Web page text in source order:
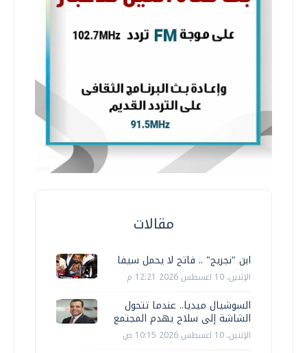
مقالات
ابن "نجريج" .. فاتح لا يحمل سيفا
الإثنين، 10 اغسطس 2026 12:21 م
السوشيال ميديا.. عندما تتحول
الشاشة إلى سلاح يهدم المجتمع
الإثنين، 10 اغسطس 2026 10:15 ص